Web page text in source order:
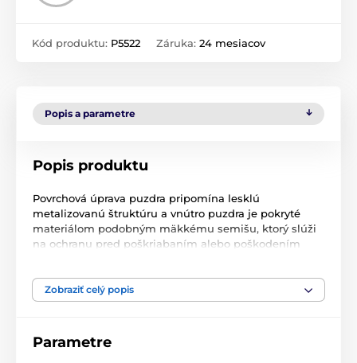
Kód produktu: P5522 Záruka: 24 mesiacov
Popis a parametre
Popis produktu
Povrchová úprava puzdra pripomína lesklú
metalizovanú štruktúru a vnútro puzdra je pokryté
materiálom podobným mäkkému semišu, ktorý slúži
na ochranu pred poškriabaním alebo poškodením
vybavené iba praktickým magnetickým prúžkom,
ktorý ešte viac uľahčuje manipuláciu s puzdrom.
stojan a sledovať na ňom videá bez toho, aby ste
Zobraziť celý popis
Parametre